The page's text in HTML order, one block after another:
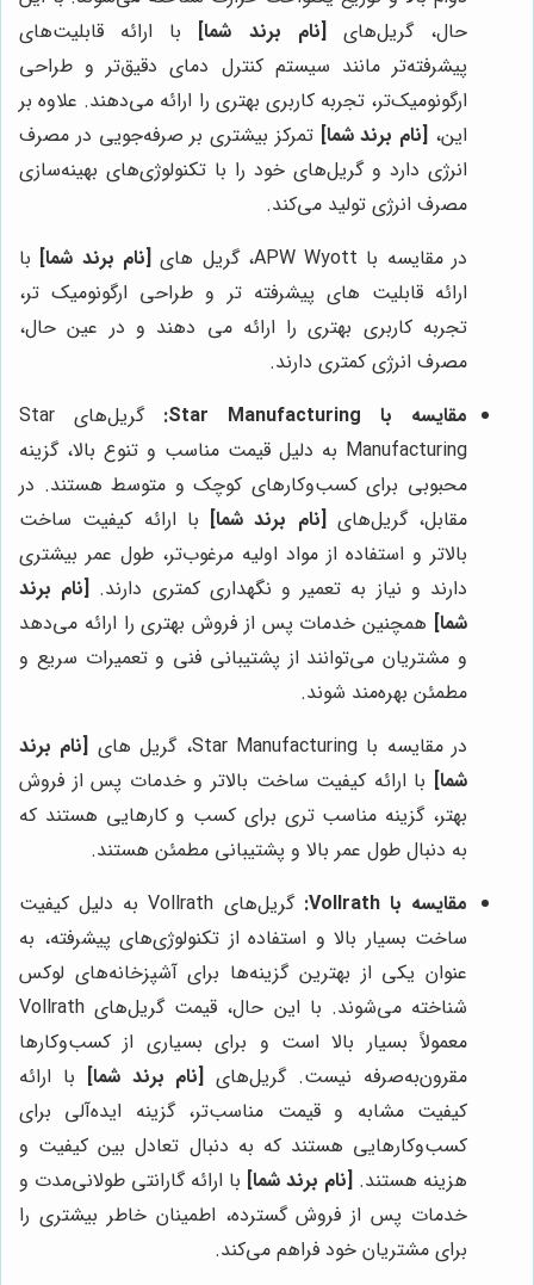
حال، گریل‌های
[نام برند شما]
با ارائه قابلیت‌های
پیشرفته‌تر مانند سیستم کنترل دمای دقیق‌تر و طراحی
ارگونومیک‌تر، تجربه کاربری بهتری را ارائه می‌دهند. علاوه بر
این، [نام برند شما] تمرکز بیشتری بر صرفه‌جویی در مصرف
انرژی دارد و گریل‌های خود را با تکنولوژی‌های بهینه‌سازی
مصرف انرژی تولید می‌کند.
در مقایسه با APW Wyott، گریل های
[نام برند شما] با
ارائه قابلیت های پیشرفته تر و طراحی ارگونومیک تر،
تجربه کاربری بهتری را ارائه می دهند و در عین حال،
مصرف انرژی کمتری دارند.
مقایسه با Star Manufacturing:
گریل‌های Star
Manufacturing به دلیل قیمت مناسب و تنوع بالا، گزینه
محبوبی برای کسب‌وکارهای کوچک و متوسط هستند. در
مقابل، گریل‌های [نام برند شما] با ارائه کیفیت ساخت
بالاتر و استفاده از مواد اولیه مرغوب‌تر، طول عمر بیشتری
دارند و نیاز به تعمیر و نگهداری کمتری دارند. [نام برند
شما] همچنین خدمات پس از فروش بهتری را ارائه می‌دهد
و مشتریان می‌توانند از پشتیبانی فنی و تعمیرات سریع و
مطمئن بهره‌مند شوند.
در مقایسه با Star Manufacturing، گریل های
[نام برند
شما] با ارائه کیفیت ساخت بالاتر و خدمات پس از فروش
بهتر، گزینه مناسب تری برای کسب و کارهایی هستند که
به دنبال طول عمر بالا و پشتیبانی مطمئن هستند.
مقایسه با Vollrath:
گریل‌های Vollrath به دلیل کیفیت
ساخت بسیار بالا و استفاده از تکنولوژی‌های پیشرفته، به
عنوان یکی از بهترین گزینه‌ها برای آشپزخانه‌های لوکس
شناخته می‌شوند. با این حال، قیمت گریل‌های Vollrath
معمولاً بسیار بالا است و برای بسیاری از کسب‌وکارها
مقرون‌به‌صرفه نیست. گریل‌های [نام برند شما] با ارائه
کیفیت مشابه و قیمت مناسب‌تر، گزینه ایده‌آلی برای
کسب‌وکارهایی هستند که به دنبال تعادل بین کیفیت و
هزینه هستند. [نام برند شما] با ارائه گارانتی طولانی‌مدت و
خدمات پس از فروش گسترده، اطمینان خاطر بیشتری را
برای مشتریان خود فراهم می‌کند.